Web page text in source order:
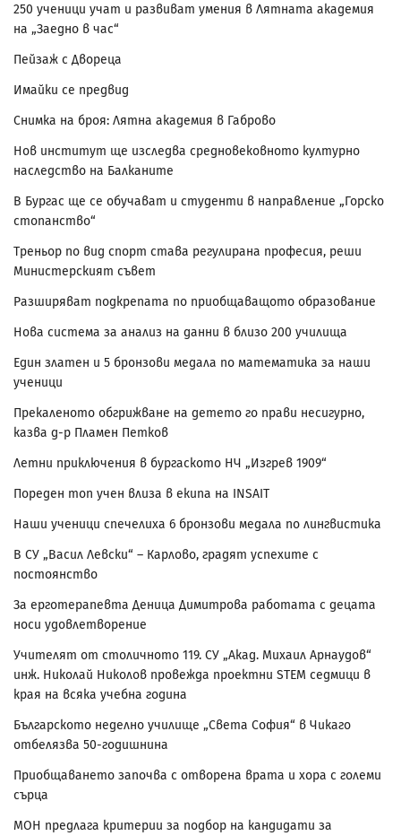
250 ученици учат и развиват умения в Лятната академия
на „Заедно в час“
Пейзаж с Двореца
Имайки се предвид
Снимка на броя: Лятна академия в Габрово
Нов институт ще изследва средновековното културно
наследство на Балканите
В Бургас ще се обучават и студенти в направление „Горско
стопанство“
Треньор по вид спорт става регулирана професия, реши
Министерският съвет
Разширяват подкрепата по приобщаващото образование
Нова система за анализ на данни в близо 200 училища
Един златен и 5 бронзови медала по математика за наши
ученици
Прекаленото обгрижване на детето го прави несигурно,
казва д-р Пламен Петков
Летни приключения в бургаското НЧ „Изгрев 1909“
Пореден топ учен влиза в екипа на INSAIT
Наши ученици спечелиха 6 бронзови медала по лингвистика
В СУ „Васил Левски“ – Карлово, градят успехите с
постоянство
За ерготерапевта Деница Димитрова работата с децата
носи удовлетворение
Учителят от столичното 119. СУ „Акад. Михаил Арнаудов“
инж. Николай Николов провежда проектни STEM седмици в
края на всяка учебна година
Българското неделно училище „Света София“ в Чикаго
отбелязва 50-годишнина
Приобщаването започва с отворена врата и хора с големи
сърца
МОН предлага критерии за подбор на кандидати за